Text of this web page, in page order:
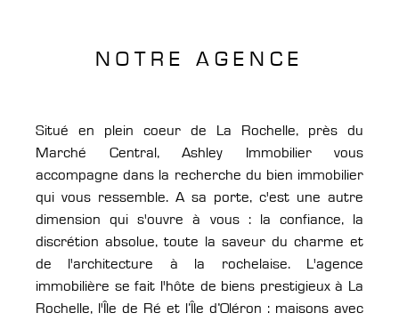
NOTRE AGENCE
Situé en plein coeur de La Rochelle, près du
Marché Central, Ashley Immobilier vous
accompagne dans la recherche du bien immobilier
qui vous ressemble. A sa porte, c'est une autre
dimension qui s'ouvre à vous : la confiance, la
discrétion absolue, toute la saveur du charme et
de l'architecture à la rochelaise. L'agence
immobilière se fait l'hôte de biens prestigieux à La
Rochelle, l'Île de Ré et l’Île d’Oléron : maisons avec